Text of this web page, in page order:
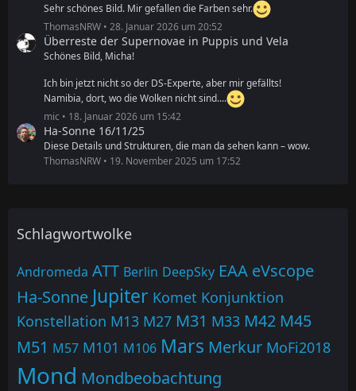
Sehr schönes Bild. Mir gefallen die Farben sehr.
ThomasNRW
28. Januar 2026 um 20:52
Überreste der Supernovae in Puppis und Vela
Schönes Bild, Micha!
Ich bin jetzt nicht so der DS-Experte, aber mir gefällts!
Namibia, dort, wo die Wolken nicht sind....
mic
18. Januar 2026 um 15:42
Ha-Sonne 16/11/25
Diese Details und Strukturen, die man da sehen kann – wow.
ThomasNRW
19. November 2025 um 17:52
Schlagwortwolke
Andromeda ATT Berlin DeepSky EAA eVscope
Ha-Sonne Jupiter Komet Konjunktion
Konstellation M13 M27 M31 M33 M42 M45
M51 M57 M101 M106 Mars Merkur MoFi2018
Mond Mondbeobachtung